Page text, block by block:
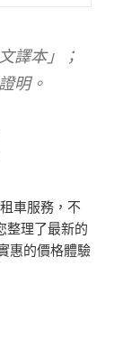
譯本」；
明。
車服務，不
整理了最新的
惠的價格體驗